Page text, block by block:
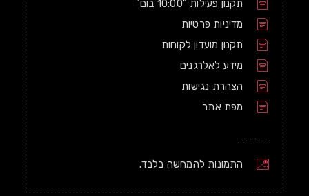
תקנון פעילות "10:00 בום"
מדיניות פרטיות
תקנון מועדון לקוחות
מידע לאלרגנים
הצהרת נגישות
מפת אתר
התמונות להמחשה בלבד.